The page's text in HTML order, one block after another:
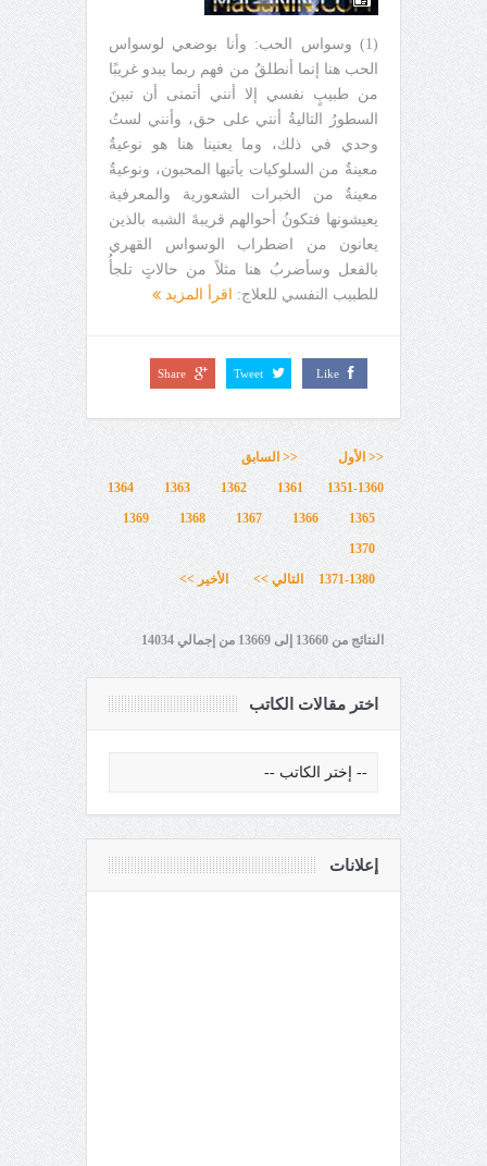
(1) وسواس الحب: وأنا بوضعي لوسواس
الحب هنا إنما أنطلقُ من فهم ربما يبدو غريبًا
من طبيبٍ نفسي إلا أنني أتمنى أن تبينَ
السطورُ التاليةُ أنني على حق، وأنني لستُ
وحدي في ذلك، وما يعنينا هنا هو نوعيةٌ
معينةٌ من السلوكيات يأتيها المحبون، ونوعيةٌ
معينةٌ من الخبرات الشعورية والمعرفية
يعيشونها فتكونُ أحوالهم قريبةَ الشبه بالذين
يعانون من اضطراب الوسواس القهري
بالفعل وسأضربُ هنا مثلاً من حالاتٍ تلجأُ
للطبيب النفسي للعلاج:
اقرأ المزيد
Like
Tweet
Share
<< الأول
<< السابق
1351-1360
1361
1362
1363
1364
1365
1366
1367
1368
1369
1370
1371-1380
التالي >> الأخير >>
النتائج من 13660 إلى 13669 من إجمالي 14034
اختر مقالات الكاتب
إعلانات